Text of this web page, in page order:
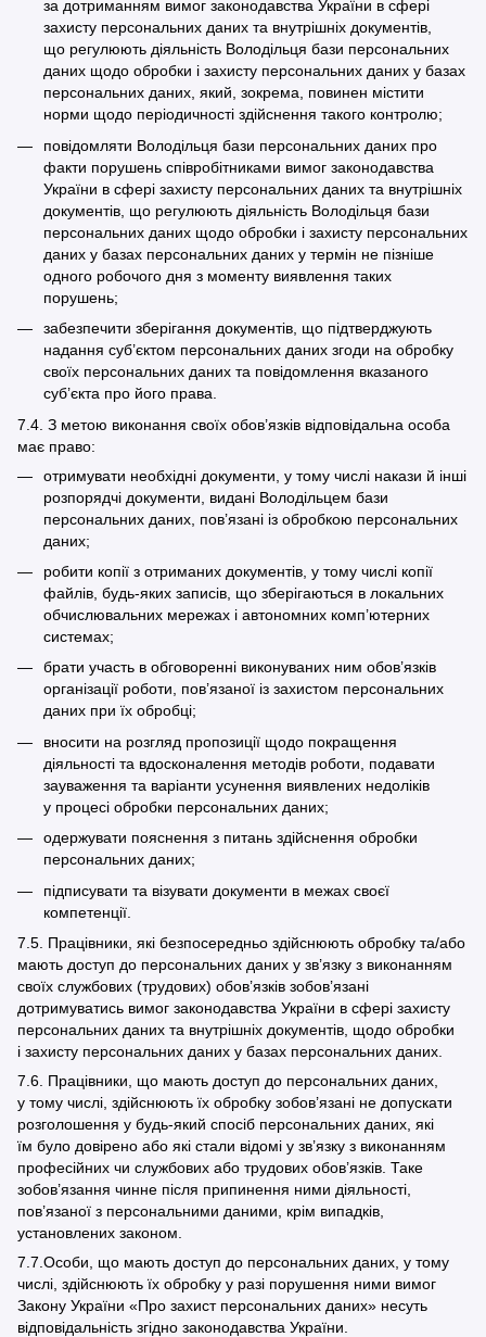
за дотриманням вимог законодавства України в сфері
захисту персональних даних та внутрішніх документів,
що регулюють діяльність Володільця бази персональних
даних щодо обробки і захисту персональних даних у базах
персональних даних, який, зокрема, повинен містити
норми щодо періодичності здійснення такого контролю;
повідомляти Володільця бази персональних даних про
факти порушень співробітниками вимог законодавства
України в сфері захисту персональних даних та внутрішніх
документів, що регулюють діяльність Володільця бази
персональних даних щодо обробки і захисту персональних
даних у базах персональних даних у термін не пізніше
одного робочого дня з моменту виявлення таких
порушень;
забезпечити зберігання документів, що підтверджують
надання суб’єктом персональних даних згоди на обробку
своїх персональних даних та повідомлення вказаного
суб’єкта про його права.
7.4. З метою виконання своїх обов’язків відповідальна особа
має право:
отримувати необхідні документи, у тому числі накази й інші
розпорядчі документи, видані Володільцем бази
персональних даних, пов’язані із обробкою персональних
даних;
робити копії з отриманих документів, у тому числі копії
файлів, будь-яких записів, що зберігаються в локальних
обчислювальних мережах і автономних комп’ютерних
системах;
брати участь в обговоренні виконуваних ним обов’язків
організації роботи, пов’язаної із захистом персональних
даних при їх обробці;
вносити на розгляд пропозиції щодо покращення
діяльності та вдосконалення методів роботи, подавати
зауваження та варіанти усунення виявлених недоліків
у процесі обробки персональних даних;
одержувати пояснення з питань здійснення обробки
персональних даних;
підписувати та візувати документи в межах своєї
компетенції.
7.5. Працівники, які безпосередньо здійснюють обробку та/або
мають доступ до персональних даних у зв’язку з виконанням
своїх службових (трудових) обов’язків зобов’язані
дотримуватись вимог законодавства України в сфері захисту
персональних даних та внутрішніх документів, щодо обробки
і захисту персональних даних у базах персональних даних.
7.6. Працівники, що мають доступ до персональних даних,
у тому числі, здійснюють їх обробку зобов’язані не допускати
розголошення у будь-який спосіб персональних даних, які
їм було довірено або які стали відомі у зв’язку з виконанням
професійних чи службових або трудових обов’язків. Таке
зобов’язання чинне після припинення ними діяльності,
пов’язаної з персональними даними, крім випадків,
установлених законом.
7.7.Особи, що мають доступ до персональних даних, у тому
числі, здійснюють їх обробку у разі порушення ними вимог
Закону України «Про захист персональних даних» несуть
відповідальність згідно законодавства України.